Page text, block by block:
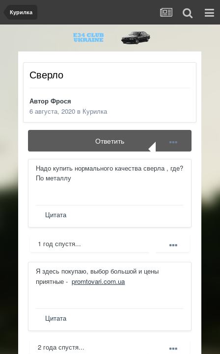
Курилка
Сверло
АвторФрося
6 августа, 2020 в Курилка
Ответить
Надо купить нормального качества сверла , где?
По металлу
Цитата
1 год спустя...
Я здесь покупаю, выбор большой и цены
приятные -promtovari.com.ua
Цитата
2 года спустя...